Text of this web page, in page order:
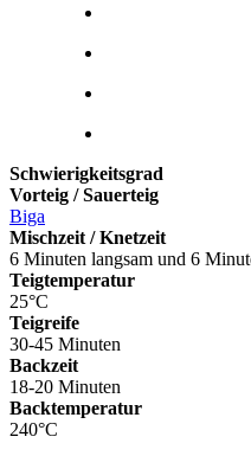
Schwierigkeitsgrad
Vorteig / Sauerteig
Biga
Mischzeit / Knetzeit
6 Minuten langsam und 6
Teigtemperatur
25°C
Teigreife
30-45 Minuten
Backzeit
18-20 Minuten
Backtemperatur
240°C